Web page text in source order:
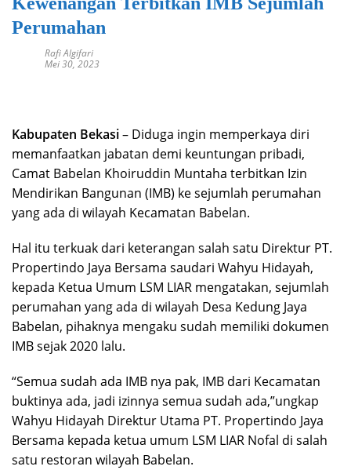
Perumahan
Rafi Algifari
Mei 30, 2023
Kabupaten Bekasi– Diduga ingin memperkaya diri
memanfaatkan jabatan demi keuntungan pribadi,
Camat Babelan Khoiruddin Muntaha terbitkan Izin
Mendirikan Bangunan (IMB) ke sejumlah perumahan
yang ada di wilayah Kecamatan Babelan.
Hal itu terkuak dari keterangan salah satu Direktur PT.
Propertindo Jaya Bersama saudari Wahyu Hidayah,
kepada Ketua Umum LSM LIAR mengatakan, sejumlah
perumahan yang ada di wilayah Desa Kedung Jaya
Babelan, pihaknya mengaku sudah memiliki dokumen
IMB sejak 2020 lalu.
“Semua sudah ada IMB nya pak, IMB dari Kecamatan
buktinya ada, jadi izinnya semua sudah ada,”ungkap
Wahyu Hidayah Direktur Utama PT. Propertindo Jaya
Bersama kepada ketua umum LSM LIAR Nofal di salah
satu restoran wilayah Babelan.